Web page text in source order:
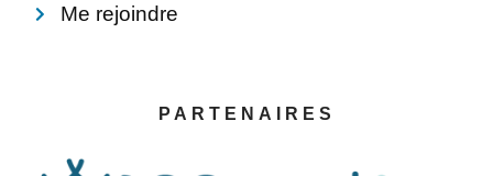
Me rejoindre
PARTENAIRES